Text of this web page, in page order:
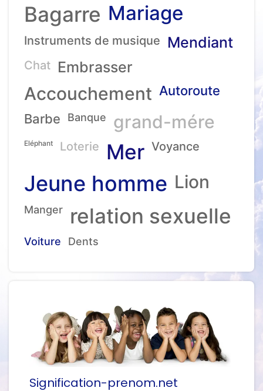
Bagarre Mariage
Instruments de musique Mendiant
Chat Embrasser
Accouchement Autoroute
Barbe
Banque grand-mére
Eléphant Loterie Mer Voyance
Jeune homme Lion
Manger relation sexuelle
Voiture Dents
Signification-prenom.net